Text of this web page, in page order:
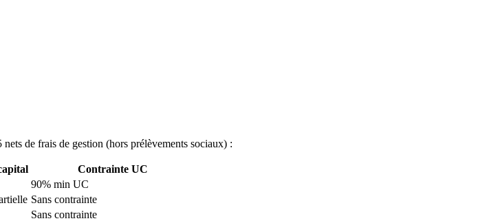
de frais de gestion (hors prélèvements sociaux) :
Contrainte UC
90% min UC
Sans contrainte
Sans contrainte